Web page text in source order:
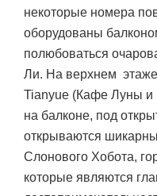
некоторые номера
оборудованы
полюбоваться
Ли. На верхнем
Tianyue (Кафе Луны и
на балконе, под
открываются
Слонового Хобота,
которые являются